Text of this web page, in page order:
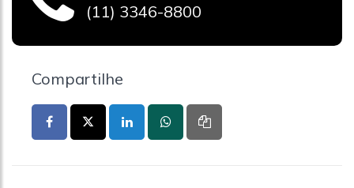
(11) 3346-8800
Compartilhe